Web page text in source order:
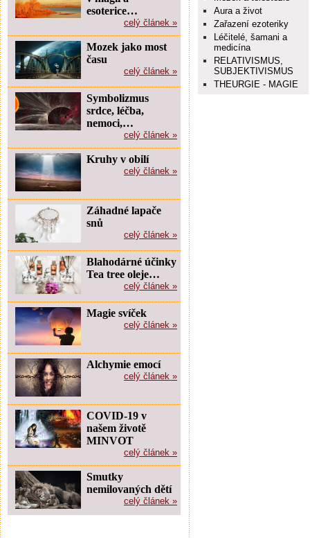
Aura a život
Zařazení ezoteriky
Léčitelé, šamani a
medicína
RELATIVISMUS,
SUBJEKTIVISMUS
THEURGIE - MAGIE
esoterice…
celý článek »
Mozek jako most
času
celý článek »
Symbolizmus
srdce, léčba,
nemoci,…
celý článek »
Kruhy v obilí
celý článek »
Záhadné lapače
snů
celý článek »
Blahodárné účinky
Tea tree oleje…
celý článek »
Magie svíček
celý článek »
Alchymie emocí
celý článek »
COVID-19 v
našem životě
MINVOT
celý článek »
Smutky
nemilovaných dětí
celý článek »